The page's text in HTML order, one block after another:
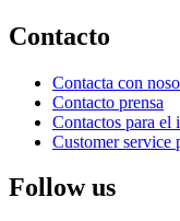
Contacto
Contacta con
Contacto prensa
Contactos para el
Customer service
Follow us